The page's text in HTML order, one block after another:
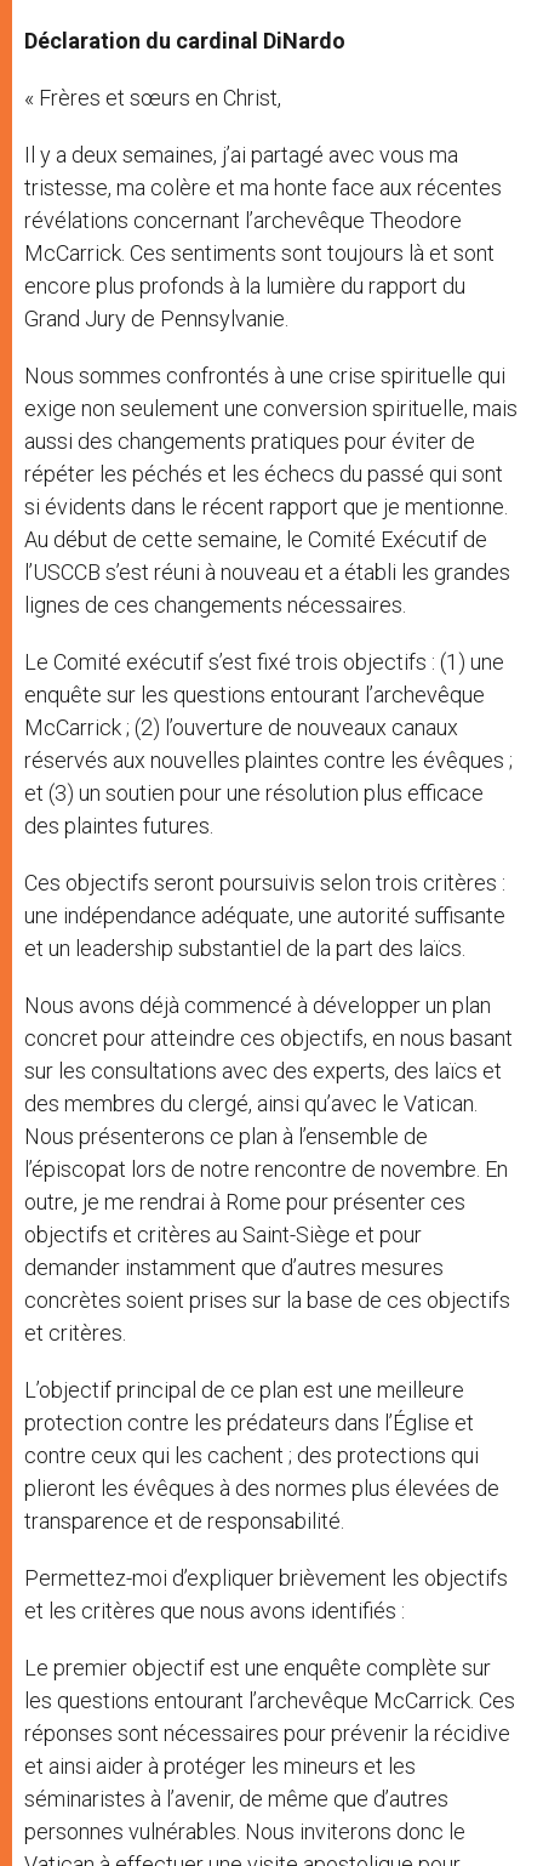
Déclaration du cardinal DiNardo
« Frères et sœurs en Christ,
Il y a deux semaines, j’ai partagé avec vous ma
tristesse, ma colère et ma honte face aux récentes
révélations concernant l’archevêque Theodore
McCarrick. Ces sentiments sont toujours là et sont
encore plus profonds à la lumière du rapport du
Grand Jury de Pennsylvanie.
Nous sommes confrontés à une crise spirituelle qui
exige non seulement une conversion spirituelle, mais
aussi des changements pratiques pour éviter de
répéter les péchés et les échecs du passé qui sont
si évidents dans le récent rapport que je mentionne.
Au début de cette semaine, le Comité Exécutif de
l’USCCB s’est réuni à nouveau et a établi les grandes
lignes de ces changements nécessaires.
Le Comité exécutif s’est fixé trois objectifs : (1) une
enquête sur les questions entourant l’archevêque
McCarrick ; (2) l’ouverture de nouveaux canaux
réservés aux nouvelles plaintes contre les évêques ;
et (3) un soutien pour une résolution plus efficace
des plaintes futures.
Ces objectifs seront poursuivis selon trois critères :
une indépendance adéquate, une autorité suffisante
et un leadership substantiel de la part des laïcs.
Nous avons déjà commencé à développer un plan
concret pour atteindre ces objectifs, en nous basant
sur les consultations avec des experts, des laïcs et
des membres du clergé, ainsi qu’avec le Vatican.
Nous présenterons ce plan à l’ensemble de
l’épiscopat lors de notre rencontre de novembre. En
outre, je me rendrai à Rome pour présenter ces
objectifs et critères au Saint-Siège et pour
demander instamment que d’autres mesures
concrètes soient prises sur la base de ces objectifs
et critères.
L’objectif principal de ce plan est une meilleure
protection contre les prédateurs dans l’Église et
contre ceux qui les cachent ; des protections qui
plieront les évêques à des normes plus élevées de
transparence et de responsabilité.
Permettez-moi d’expliquer brièvement les objectifs
et les critères que nous avons identifiés :
Le premier objectif est une enquête complète sur
les questions entourant l’archevêque McCarrick. Ces
réponses sont nécessaires pour prévenir la récidive
et ainsi aider à protéger les mineurs et les
séminaristes à l’avenir, de même que d’autres
personnes vulnérables. Nous inviterons donc le